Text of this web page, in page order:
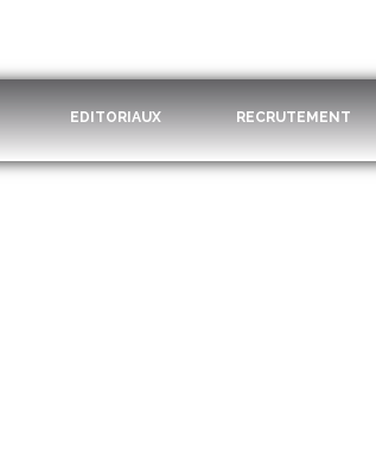
EDITORIAUX RECRUTEMENT